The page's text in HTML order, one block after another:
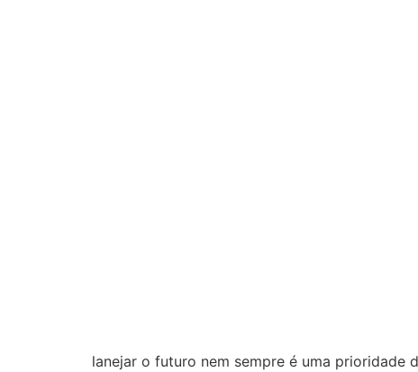
lanejar o futuro nem sempre é uma prioridade